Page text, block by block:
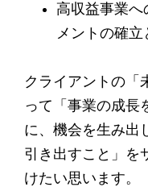
高収益事業へ
メントの確立
クライアントの「
って「事業の成長
に、機会を生み出
引き出すこと」を
けたい思います。